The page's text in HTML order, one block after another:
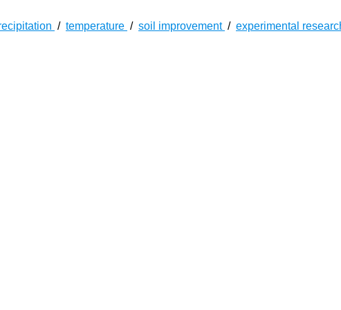
/ temperature / soil improvement / experimental